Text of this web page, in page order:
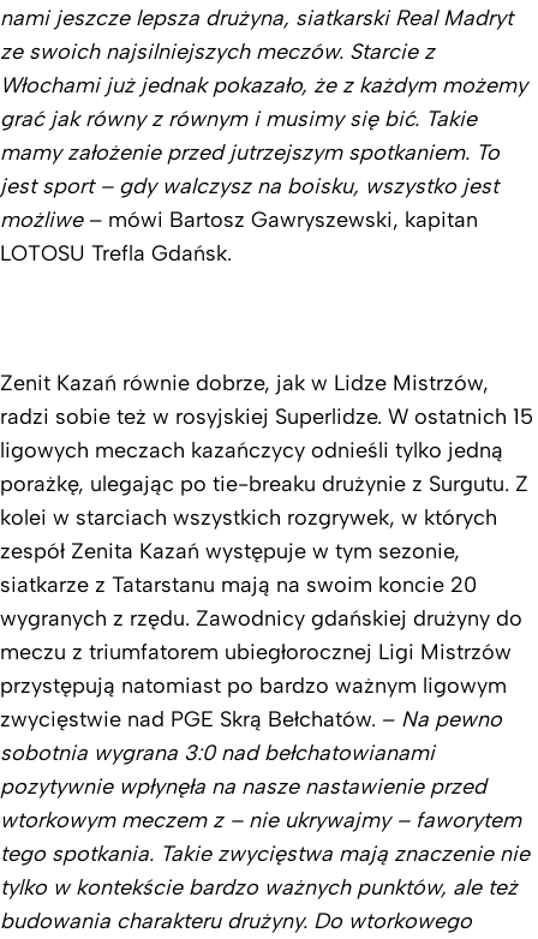
nami jeszcze lepsza drużyna, siatkarski Real Madryt
ze swoich najsilniejszych meczów. Starcie z
Włochami już jednak pokazało, że z każdym możemy
grać jak równy z równym i musimy się bić. Takie
mamy założenie przed jutrzejszym spotkaniem. To
jest sport – gdy walczysz na boisku, wszystko jest
możliwe – mówi Bartosz Gawryszewski, kapitan
LOTOSU Trefla Gdańsk.
Zenit Kazań równie dobrze, jak w Lidze Mistrzów,
radzi sobie też w rosyjskiej Superlidze. W ostatnich 15
ligowych meczach kazańczycy odnieśli tylko jedną
porażkę, ulegając po tie-breaku drużynie z Surgutu. Z
kolei w starciach wszystkich rozgrywek, w których
zespół Zenita Kazań występuje w tym sezonie,
siatkarze z Tatarstanu mają na swoim koncie 20
wygranych z rzędu. Zawodnicy gdańskiej drużyny do
meczu z triumfatorem ubiegłorocznej Ligi Mistrzów
przystępują natomiast po bardzo ważnym ligowym
zwycięstwie nad PGE Skrą Bełchatów. – Na pewno
sobotnia wygrana 3:0 nad bełchatowianami
pozytywnie wpłynęła na nasze nastawienie przed
wtorkowym meczem z – nie ukrywajmy – faworytem
tego spotkania. Takie zwycięstwa mają znaczenie nie
tylko w kontekście bardzo ważnych punktów, ale też
budowania charakteru drużyny. Do wtorkowego